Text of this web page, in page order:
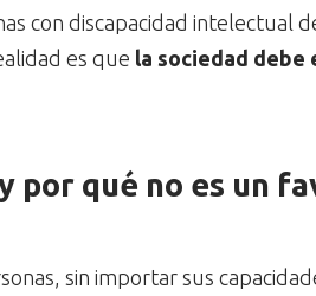
con discapacidad intelectual
es que la sociedad debe
por qué no es un
sin importar sus